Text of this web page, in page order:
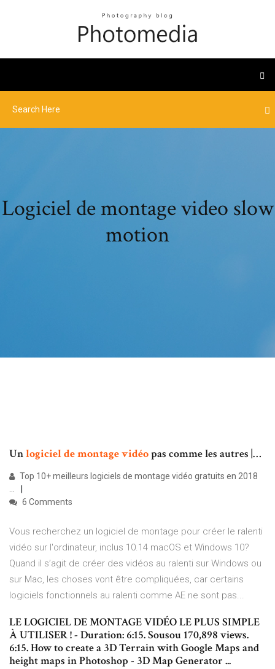
Logiciel de montage video slow
motion
Unlogicieldemontagevidéopas comme les autres |…
Top 10+ meilleurs logiciels de montage vidéo gratuits en 2018
...
6 Comments
Vous recherchez un logiciel de montage pour créer le ralenti
vidéo sur l'ordinateur, inclus 10.14 macOS et Windows 10?
Quand il s’agit de créer des vidéos au ralenti sur Windows ou
sur Mac, les choses vont être compliquées, car certains
logiciels fonctionnels au ralenti comme AE ne sont pas...
LE LOGICIEL DE MONTAGE VIDÉO LE PLUS SIMPLE
À UTILISER ! - Duration: 6:15. Sousou 170,898 views.
6:15. How to create a 3D Terrain with Google Maps and
height maps in Photoshop - 3D Map Generator ...